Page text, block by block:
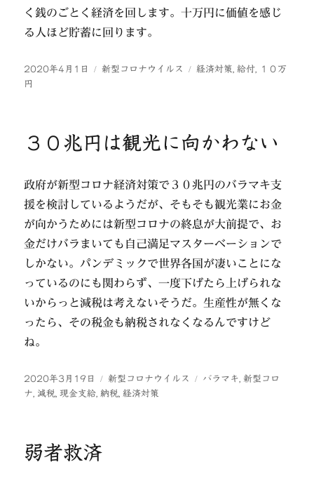
く銭のごとく経済を回します。十万円に価値を感じ
る人ほど貯蓄に回ります。
投
稿
2020年4月1日
カ
新型コロナウイルス
タ
経済対策, 給付,
１０万
円
３０兆円は観光に向かわない
政府が新型コロナ経済対策で３０兆円のバラマキ支
援を検討しているようだが、そもそも観光業にお金
が向かうためには新型コロナの終息が大前提で、お
金だけバラまいても自己満足マスターベーションで
しかない。パンデミックで世界各国が凄いことにな
っているのにも関わらず、一度下げたら上げられな
いからっと減税は考えないそうだ。生産性が無くな
ったら、その税金も納税されなくなるんですけど
ね。
投
稿
2020年3月19日
カ
テ
新型コロナウイルス
タ
バラマキ,新型コロ
ナ, 減税,現金支給, 納税, 経済対策
弱者救済